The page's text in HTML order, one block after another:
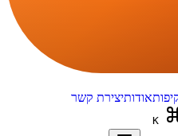
אודותיצירת קשר